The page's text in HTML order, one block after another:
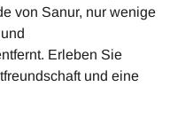
von Sanur, nur wenige
Erleben Sie
und eine